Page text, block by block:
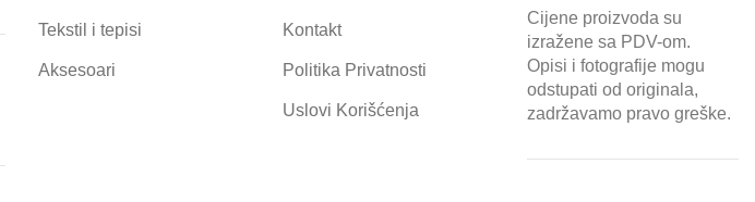
Tekstil i tepisi
Aksesoari
Kontakt
Politika Privatnosti
Uslovi Korišćenja
Cijene proizvoda su
izražene sa PDV-om.
Opisi i fotografije mogu
odstupati od originala,
zadržavamo pravo greške.